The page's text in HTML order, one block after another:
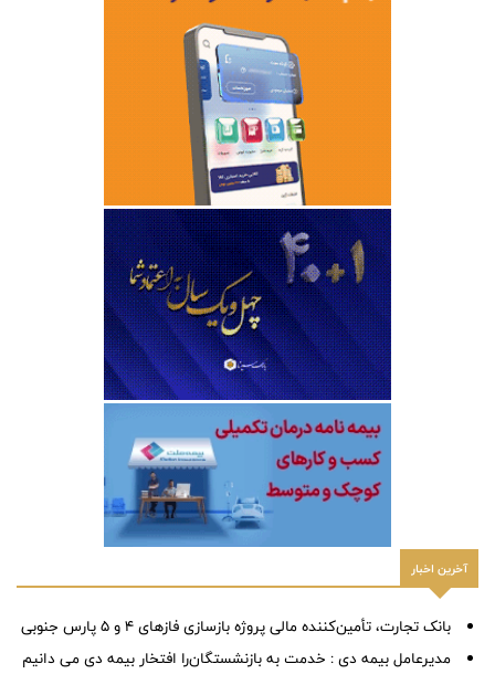
آخرین اخبار
بانک تجارت، تأمین‌کننده مالی پروژه بازسازی فازهای ۴ و ۵ پارس جنوبی
مدیرعامل بیمه دی : خدمت به بازنشستگان‌را افتخار بیمه دی می دانیم